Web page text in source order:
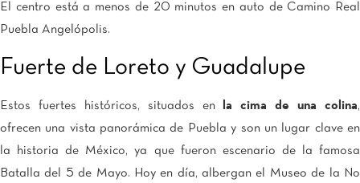
El centro está a menos de 20 minutos en auto de Camino Real
Puebla Angelópolis.
Fuerte de Loreto y Guadalupe
Estos fuertes históricos, situados en la cima de una colina,
ofrecen una vista panorámica de Puebla y son un lugar clave en
la historia de México, ya que fueron escenario de la famosa
Batalla del 5 de Mayo. Hoy en día, albergan el Museo de la No